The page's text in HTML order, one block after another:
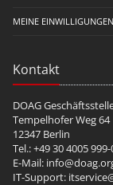
MEINE EINWILLIGUNGEN
Kontakt
DOAG
Tempelhofer Weg 64
12347 Berlin
Tel.: +49 30 4005 999-
E-Mail:
IT-Support: